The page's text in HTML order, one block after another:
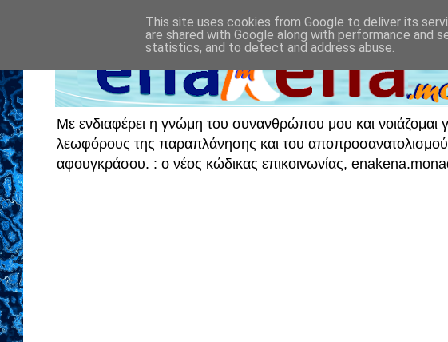
Με ενδιαφέρει η γνώμη του συνανθρώπου μου και νοιάζομαι
λεωφόρους της παραπλάνησης και του
αφουγκράσου. : ο νέος κώδικας επικοινωνίας,
This site uses cookies from Google to deliver its
are shared with Google along with performance and
statistics, and to detect and address abuse.